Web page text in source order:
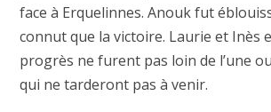
face à Erquelinnes. Anouk fut
connut que la victoire. Laurie et Inès
progrès ne furent pas loin de l’une
qui ne tarderont pas à venir.